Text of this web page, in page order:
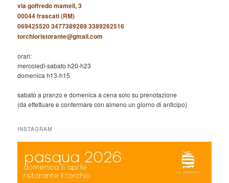
via goffredo mameli, 3
00044 frascati (RM)
069425520 3477389289 3389262516
torchioristorante@gmail.com
orari:
mercoledì-sabato h20-h23
domenica h13-h15
sabato a pranzo e domenica a cena solo su prenotazione
(da effettuare e confermare con almeno un giorno di anticipo)
INSTAGRAM